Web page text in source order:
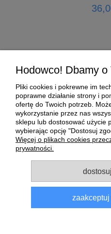
Moje
Płatności
O
Sklep dla gołębi E-
Hodowco! Dbamy
Pliki cookies i pokrewne im
poprawne działanie strony i
ofertę do Twoich potrzeb.
wykorzystanie przez nas
sklepu lub dostosować użycie
wybierając opcję "Dostosuj
Więcej o plikach cookies
prywatności.